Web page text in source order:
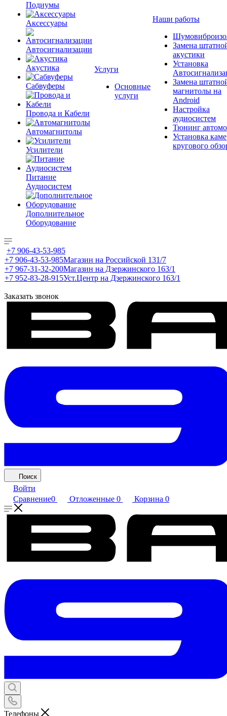
Подиумы
Аксессуары
Автосигнализации
Акустика
Сабвуферы
Провода и Кабели
Автомагнитолы
Усилители
Питание
Аудиосистем
Дополнительное
Оборудование
Услуги
Основные
услуги
Наши работы
Замена
акустики
Установка
Замена
магнитолы на
Android
Настройка
аудиосистем
Тюнинг
Установка
кругового
+7 906-43-53-985
+7 906-43-53-985Магазин на Российской 131/7
+7 967-31-32-200Магазин на Дзержинского 163/1
+7 952-83-28-915Уст.Центр на Дзержинского 163/1
Заказать звонок
Поиск
Войти
Сравнение0 Отложенные 0 Корзина 0
Телефоны